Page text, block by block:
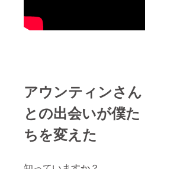
アウンティンさん
との出会いが僕た
ちを変えた